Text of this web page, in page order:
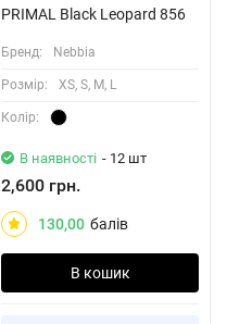
PRIMAL Black Leopard 856
Бренд: Nebbia
Розмiр: XS, S, M, L
Колiр:
В наявності - 12 шт
2,600 грн.
130,00 балів
В кошик